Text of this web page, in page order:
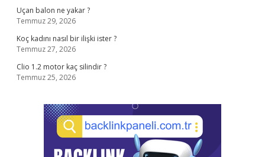
Uçan balon ne yakar ?
Temmuz 29, 2026
Koç kadını nasıl bir ilişki ister ?
Temmuz 27, 2026
Clio 1.2 motor kaç silindir ?
Temmuz 25, 2026